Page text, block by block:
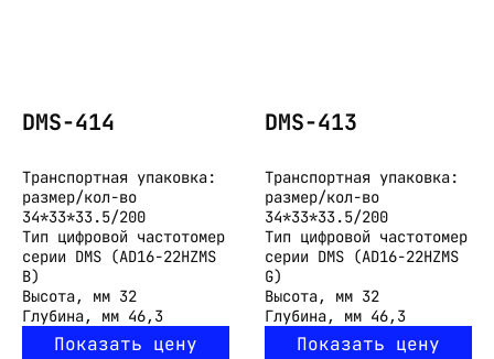
DMS-414
Транспортная упаковка:
размер/кол-во
34*33*33.5/200
Тип цифровой частотомер
серии DMS (AD16-22HZMS
B)
Высота, мм 32
Глубина, мм 46,3
Показать цену
DMS-413
Транспортная упаковка:
размер/кол-во
34*33*33.5/200
Тип цифровой частотомер
серии DMS (AD16-22HZMS
G)
Высота, мм 32
Глубина, мм 46,3
Показать цену